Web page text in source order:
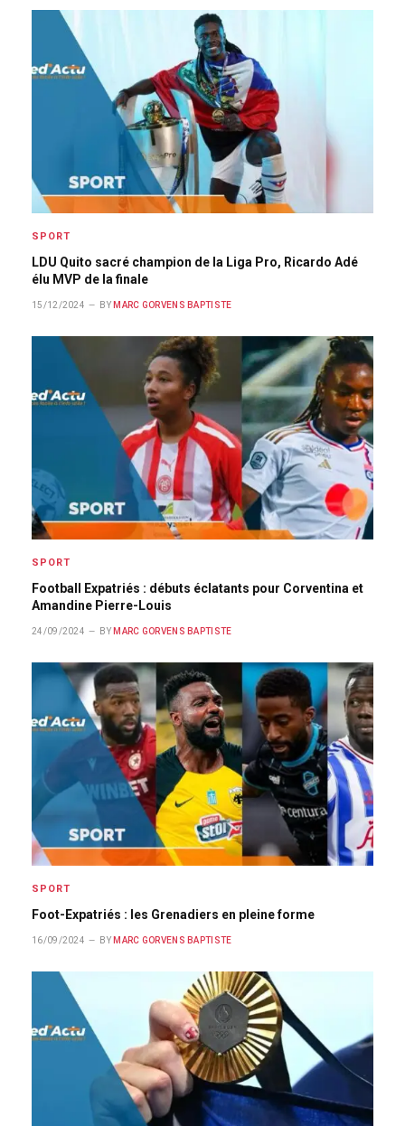
SPORT
LDU Quito sacré champion de la Liga Pro, Ricardo Adé
élu MVP de la finale
15/12/2024 BY MARC GORVENS BAPTISTE
SPORT
Football Expatriés : débuts éclatants pour Corventina et
Amandine Pierre-Louis
24/09/2024 BY MARC GORVENS BAPTISTE
SPORT
Foot-Expatriés : les Grenadiers en pleine forme
16/09/2024 BY MARC GORVENS BAPTISTE